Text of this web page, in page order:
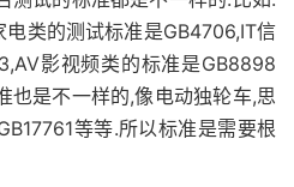
类的测试标准是GB4706,IT信
影视频类的标准是GB8898
也是不一样的,像电动独轮车,思
等等.所以标准是需要根